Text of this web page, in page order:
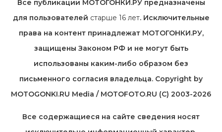
Все публикации МОТОГОНКИ.РУ предназначены
для пользователей старше 16 лет. Исключительные
права на контент принадлежат МОТОГОНКИ.РУ,
защищены Законом РФ и не могут быть
использованы каким-либо образом без
письменного согласия владельца. Copyright by
MOTOGONKI.RU Media / MOTOFOTO.RU (C) 2003-2026
Все содержащиеся на cайте сведения носят